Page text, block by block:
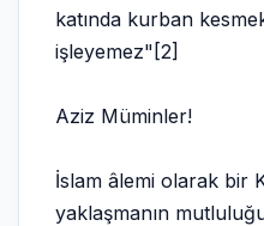
katında kurban
işleyemez"[2]
Aziz Müminler!
İslam âlemi olarak bir
yaklaşmanın